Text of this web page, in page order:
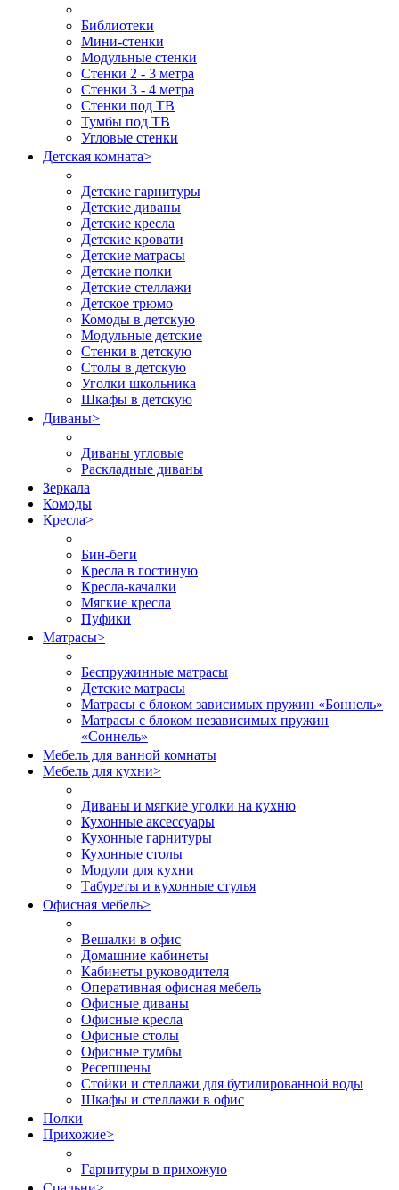
Библиотеки
Мини-стенки
Модульные стенки
Стенки 2 - 3 метра
Стенки 3 - 4 метра
Стенки под ТВ
Тумбы под ТВ
Угловые стенки
Детская комната>
Детские гарнитуры
Детские диваны
Детские кресла
Детские кровати
Детские матрасы
Детские полки
Детские стеллажи
Детское трюмо
Комоды в детскую
Модульные детские
Стенки в детскую
Столы в детскую
Уголки школьника
Шкафы в детскую
Диваны>
Диваны угловые
Раскладные диваны
Зеркала
Комоды
Кресла>
Бин-беги
Кресла в гостиную
Кресла-качалки
Мягкие кресла
Пуфики
Матрасы>
Беспружинные матрасы
Детские матрасы
Матрасы с блоком зависимых пружин «Боннель»
Матрасы с блоком независимых пружин
«Соннель»
Мебель для ванной комнаты
Мебель для кухни>
Диваны и мягкие уголки на кухню
Кухонные аксессуары
Кухонные гарнитуры
Кухонные столы
Модули для кухни
Табуреты и кухонные стулья
Офисная мебель>
Вешалки в офис
Домашние кабинеты
Кабинеты руководителя
Оперативная офисная мебель
Офисные диваны
Офисные кресла
Офисные столы
Офисные тумбы
Ресепшены
Стойки и стеллажи для бутилированной воды
Шкафы и стеллажи в офис
Полки
Прихожие>
Гарнитуры в прихожую